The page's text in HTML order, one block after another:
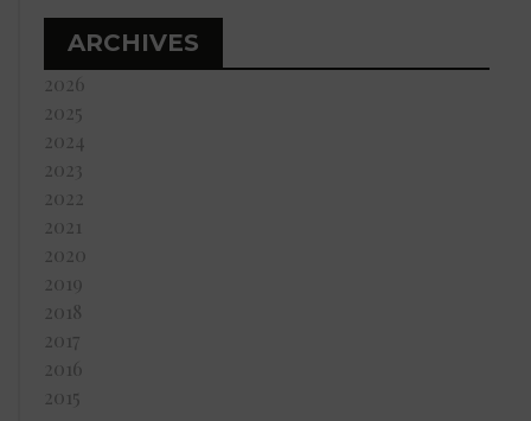
ARCHIVES
2026
2025
2024
2023
2022
2021
2020
2019
2018
2017
2016
2015